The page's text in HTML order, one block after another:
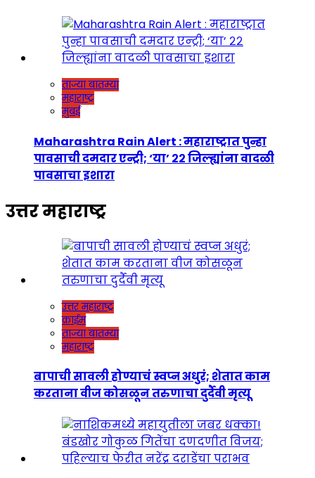
ताज्या बातम्या
महाराष्ट्र
मुंबई
Maharashtra Rain Alert : महाराष्ट्रात पुन्हा
पावसाची दमदार एन्ट्री; ‘या’ २२ जिल्ह्यांना वादळी
पावसाचा इशारा
उत्तर महाराष्ट्र
उत्तर महाराष्ट्र
क्राईम
ताज्या बातम्या
महाराष्ट्र
बापाची सावली होण्याचं स्वप्न अधुरं; शेतात काम
करताना वीज कोसळून तरुणाचा दुर्दैवी मृत्यू